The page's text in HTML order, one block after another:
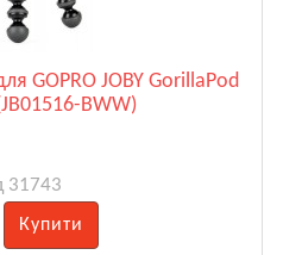
GOPRO JOBY GorillaPod
BWW)
31743